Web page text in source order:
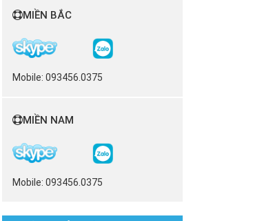
MIỀN BẮC
Mobile: 093456.0375
MIỀN NAM
Mobile: 093456.0375